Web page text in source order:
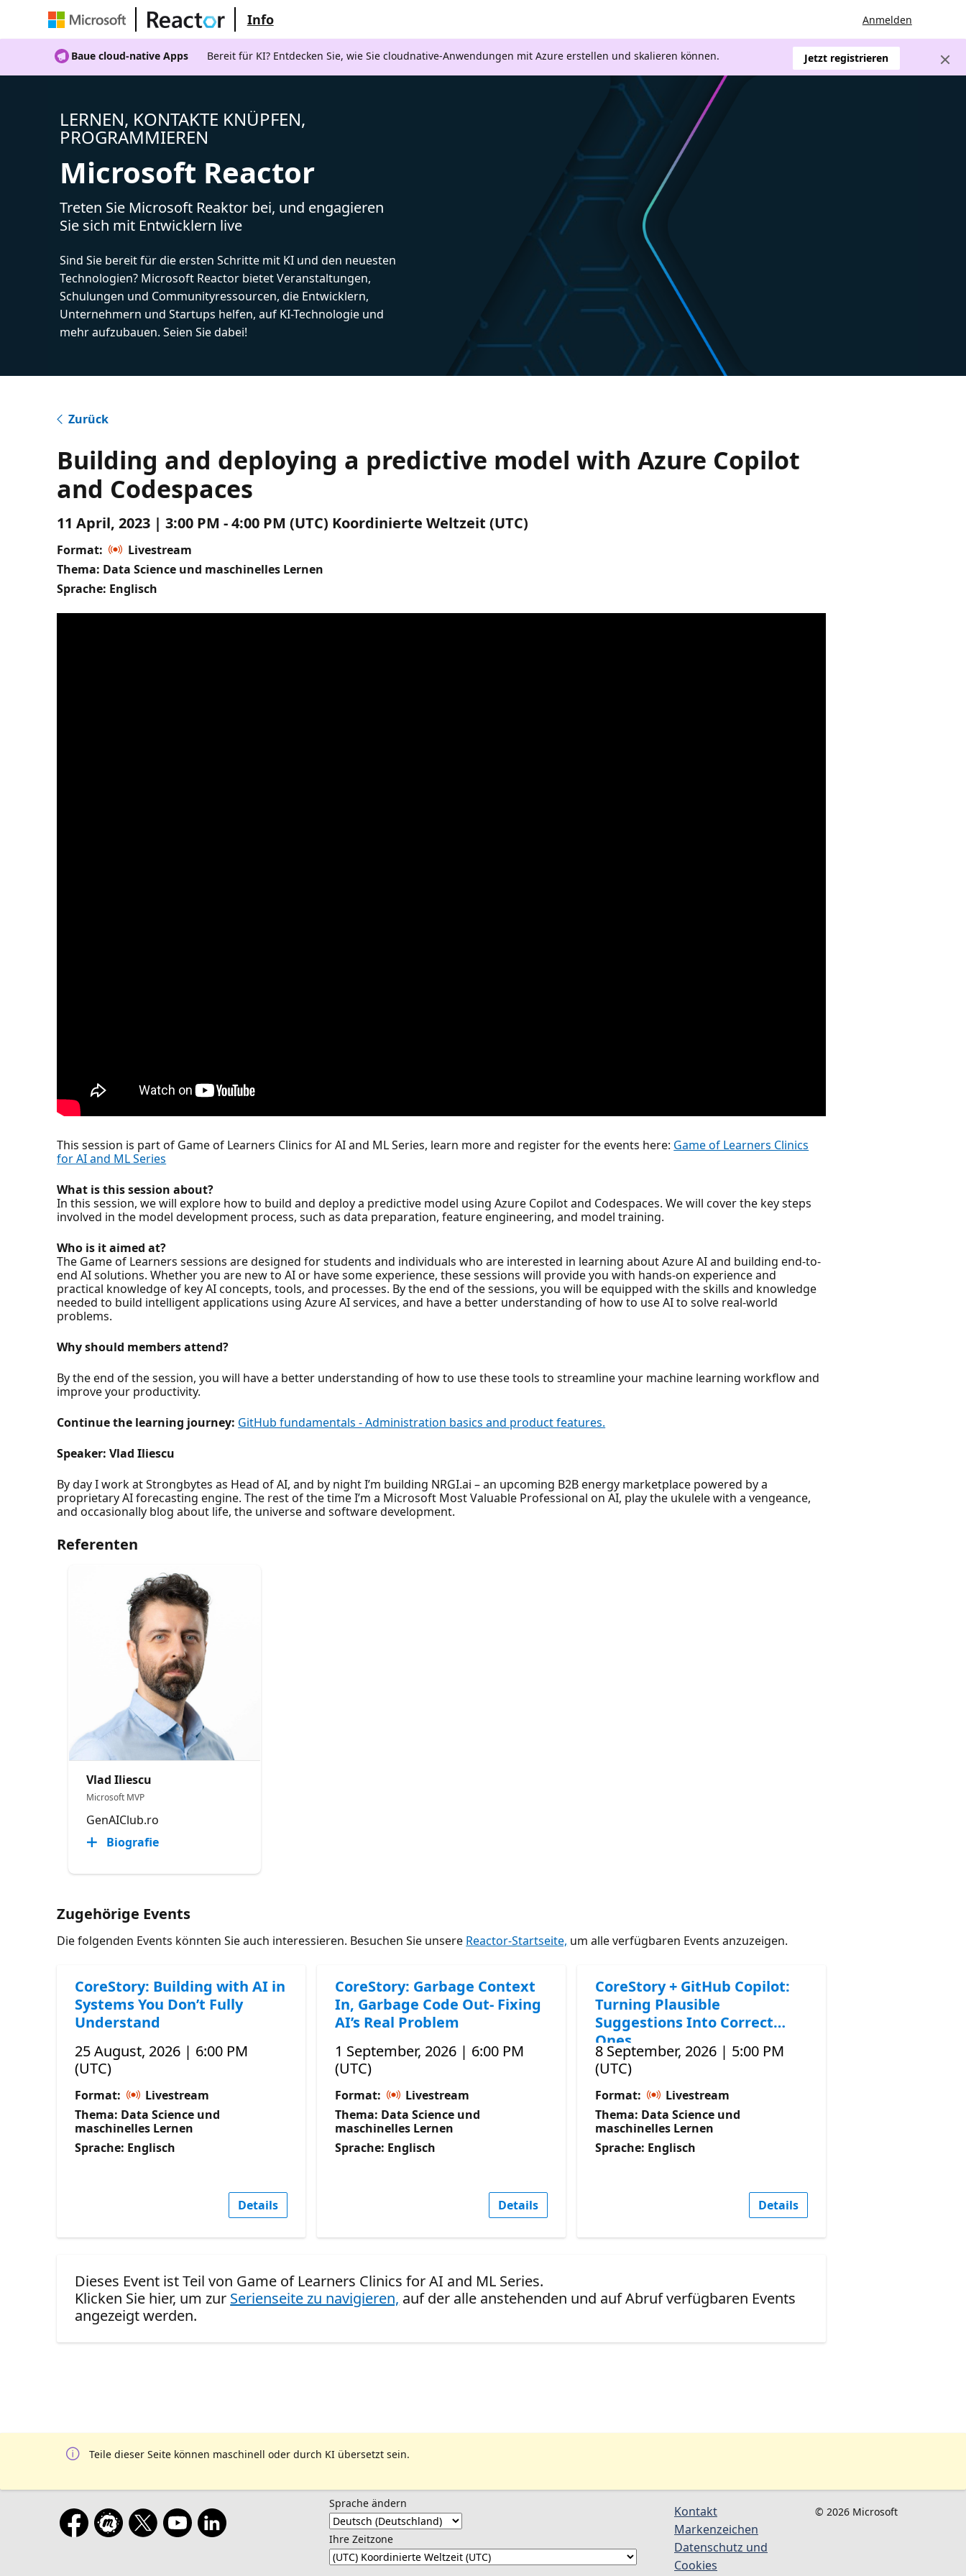
Info Anmelden
Baue cloud-native Apps Bereit für KI? Entdecken Sie, wie Sie cloudnative-Anwendungen mit Azure erstellen und skalieren können. Jetzt registrieren
LERNEN, KONTAKTE KNÜPFEN,
PROGRAMMIEREN
Microsoft Reactor
Treten Sie Microsoft Reaktor bei, und engagieren
Sie sich mit Entwicklern live
Sind Sie bereit für die ersten Schritte mit KI und den neuesten
Technologien? Microsoft Reactor bietet Veranstaltungen,
Schulungen und Communityressourcen, die Entwicklern,
Unternehmern und Startups helfen, auf KI-Technologie und
mehr aufzubauen. Seien Sie dabei!
Zurück
Building and deploying a predictive model with Azure Copilot
and Codespaces
11 April, 2023 | 3:00 PM - 4:00 PM (UTC) Koordinierte Weltzeit (UTC)
Format:
Livestream
Thema: Data Science und maschinelles Lernen
Sprache: Englisch
This session is part of Game of Learners Clinics for AI and ML Series, learn more and register for the events here: Game of Learners Clinics
for AI and ML Series
What is this session about?
In this session, we will explore how to build and deploy a predictive model using Azure Copilot and Codespaces. We will cover the key steps
involved in the model development process, such as data preparation, feature engineering, and model training.
Who is it aimed at?
The Game of Learners sessions are designed for students and individuals who are interested in learning about Azure AI and building end-to-
end AI solutions. Whether you are new to AI or have some experience, these sessions will provide you with hands-on experience and
practical knowledge of key AI concepts, tools, and processes. By the end of the sessions, you will be equipped with the skills and knowledge
needed to build intelligent applications using Azure AI services, and have a better understanding of how to use AI to solve real-world
problems.
Why should members attend?
By the end of the session, you will have a better understanding of how to use these tools to streamline your machine learning workflow and
improve your productivity.
Continue the learning journey: GitHub fundamentals - Administration basics and product features.
Speaker: Vlad Iliescu
By day I work at Strongbytes as Head of AI, and by night I’m building NRGI.ai – an upcoming B2B energy marketplace powered by a
proprietary AI forecasting engine. The rest of the time I’m a Microsoft Most Valuable Professional on AI, play the ukulele with a vengeance,
and occasionally blog about life, the universe and software development.
Referenten
Vlad Iliescu
Microsoft MVP
GenAIClub.ro
Biografie
Zugehörige Events
Die folgenden Events könnten Sie auch interessieren. Besuchen Sie unsere Reactor-Startseite, um alle verfügbaren Events anzuzeigen.
CoreStory: Building with AI in
Systems You Don’t Fully
Understand
25 August, 2026 | 6:00 PM
(UTC)
Format:
Livestream
Thema: Data Science und
maschinelles Lernen
Sprache: Englisch
Details
CoreStory: Garbage Context
In, Garbage Code Out- Fixing
AI’s Real Problem
1 September, 2026 | 6:00 PM
(UTC)
Format:
Livestream
Thema: Data Science und
maschinelles Lernen
Sprache: Englisch
Details
CoreStory + GitHub Copilot:
Turning Plausible
Suggestions Into Correct
Ones
8 September, 2026 | 5:00 PM
(UTC)
Format:
Livestream
Thema: Data Science und
maschinelles Lernen
Sprache: Englisch
Details
Dieses Event ist Teil von Game of Learners Clinics for AI and ML Series.
Klicken Sie hier, um zur Serienseite zu navigieren, auf der alle anstehenden und auf Abruf verfügbaren Events
angezeigt werden.
Teile dieser Seite können maschinell oder durch KI übersetzt sein.
Sprache ändern
Ihre Zeitzone
Kontakt
Markenzeichen
Datenschutz und
Cookies
© 2026 Microsoft